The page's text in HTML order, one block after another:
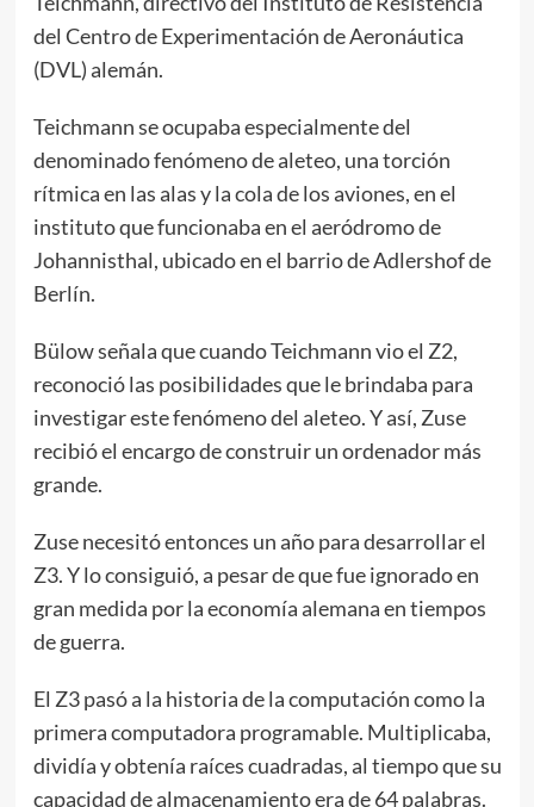
del Centro de Experimentación de Aeronáutica
(DVL) alemán.
Teichmann se ocupaba especialmente del
denominado fenómeno de aleteo, una torción
rítmica en las alas y la cola de los aviones, en el
instituto que funcionaba en el aeródromo de
Johannisthal, ubicado en el barrio de Adlershof de
Berlín.
Bülow señala que cuando Teichmann vio el Z2,
reconoció las posibilidades que le brindaba para
investigar este fenómeno del aleteo. Y así, Zuse
recibió el encargo de construir un ordenador más
grande.
Zuse necesitó entonces un año para desarrollar el
Z3. Y lo consiguió, a pesar de que fue ignorado en
gran medida por la economía alemana en tiempos
de guerra.
El Z3 pasó a la historia de la computación como la
primera computadora programable. Multiplicaba,
dividía y obtenía raíces cuadradas, al tiempo que su
capacidad de almacenamiento era de 64 palabras.